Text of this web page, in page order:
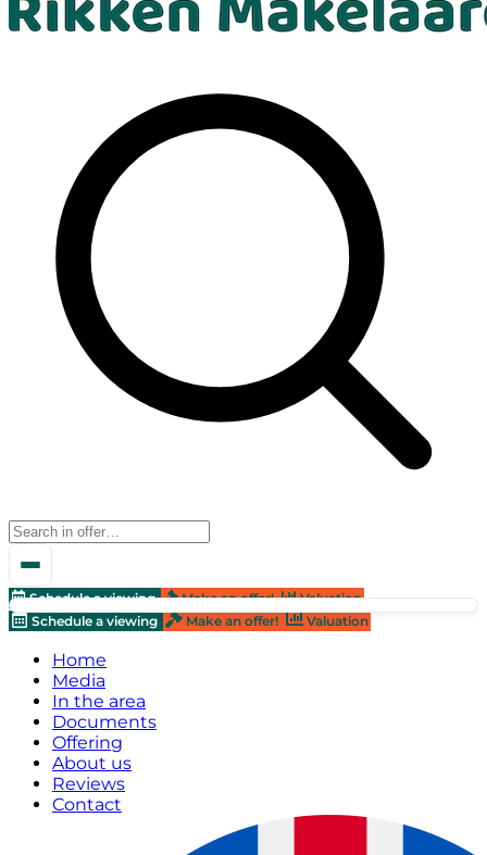
Schedule a viewing Make an offer!
Valuation
Schedule a viewing
Make an offer! Valuation
Home
Media
In the area
Documents
Offering
About us
Reviews
Contact